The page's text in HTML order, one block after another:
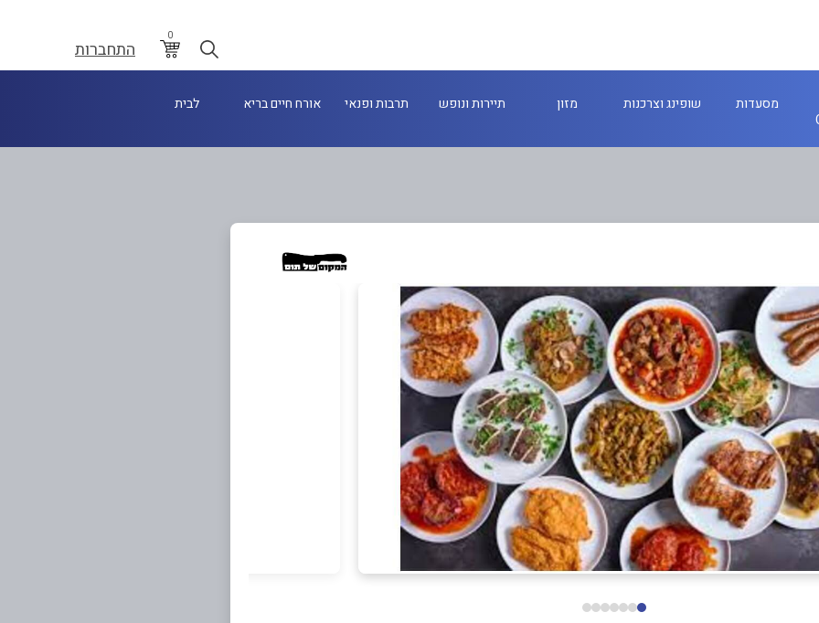
0
התחברות
מסעדות שופינג וצרכנות מזון תיירות ונופש תרבות ופנאי אורח חיים בריא לבית